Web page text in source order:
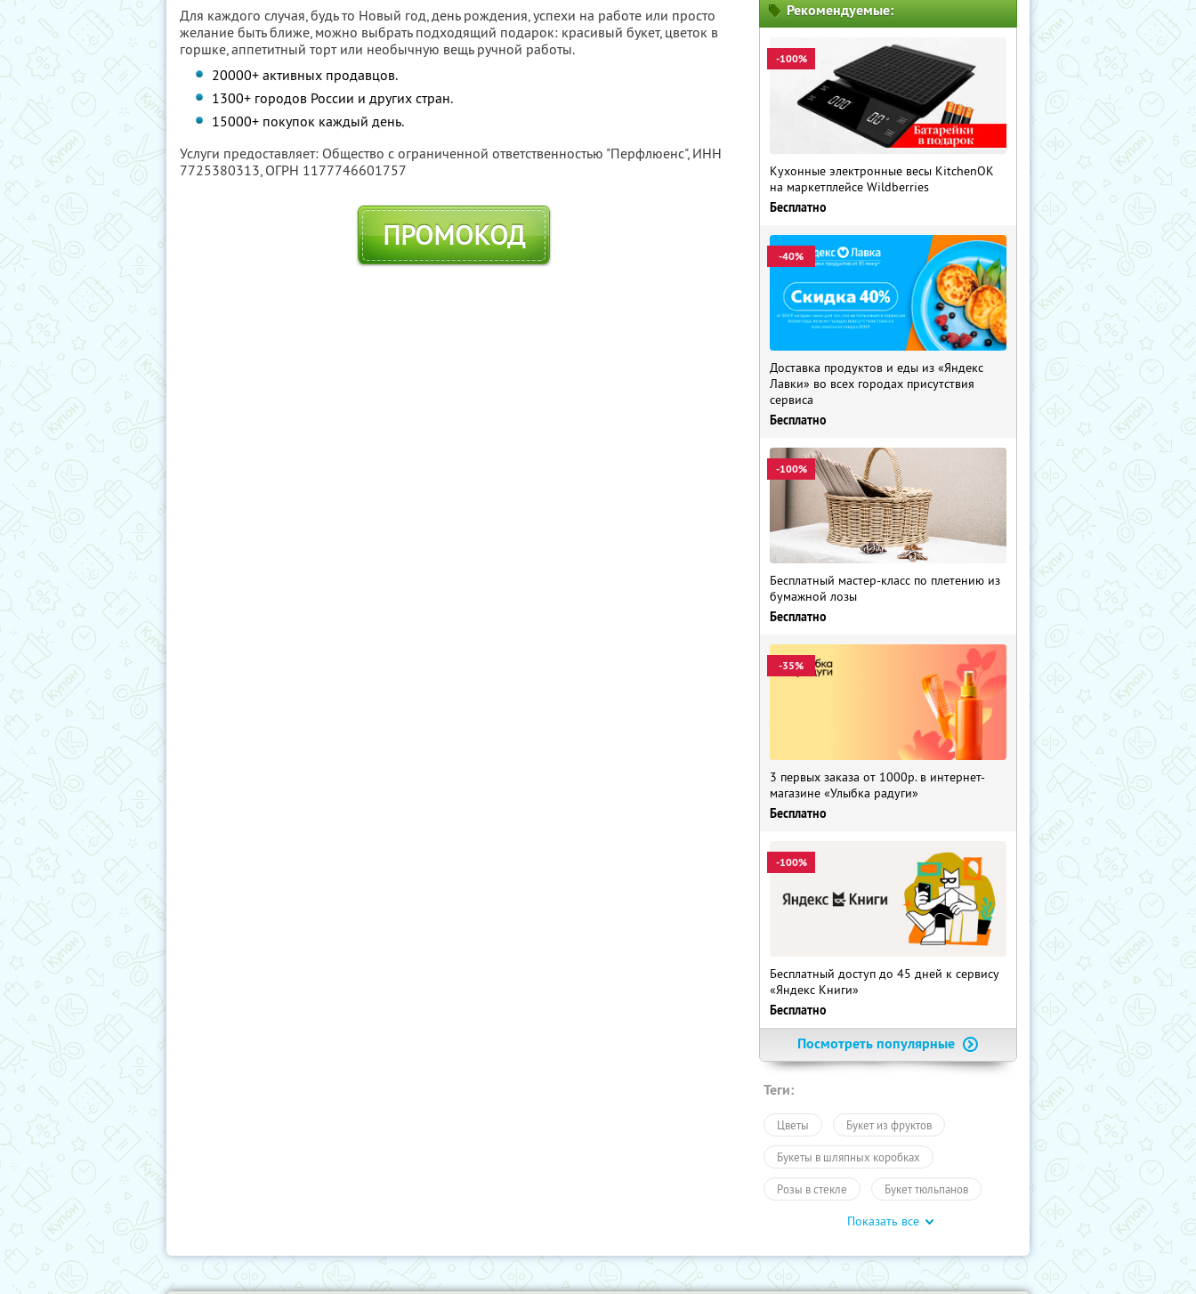
Для каждого случая, будь то Новый год, день рождения, успехи на работе или просто
желание быть ближе, можно выбрать подходящий подарок: красивый букет, цветок в
горшке, аппетитный торт или необычную вещь ручной работы.
20000+ активных продавцов.
1300+ городов России и других стран.
15000+ покупок каждый день.
Услуги предоставляет: Общество с ограниченной ответственностью "Перфлюенс", ИНН
7725380313, ОГРН 1177746601757
ПРОМОКОД
Рекомендуемые:
-100%
Кухонные электронные весы KitchenOK
на маркетплейсе Wildberries
Бесплатно
-40%
Доставка продуктов и еды из «Яндекс
Лавки» во всех городах присутствия
сервиса
Бесплатно
-100%
Бесплатный мастер-класс по плетению из
бумажной лозы
Бесплатно
-35%
3 первых заказа от 1000р. в интернет-
магазине «Улыбка радуги»
Бесплатно
-100%
Бесплатный доступ до 45 дней к сервису
«Яндекс Книги»
Бесплатно
Посмотреть популярные
Теги:
Цветы Букет из фруктов
Букеты в шляпных коробках
Розы в стекле Букет тюльпанов
Подарки, сувениры
Товары Подарки Промокоды
ПолучиКупон
Показать все